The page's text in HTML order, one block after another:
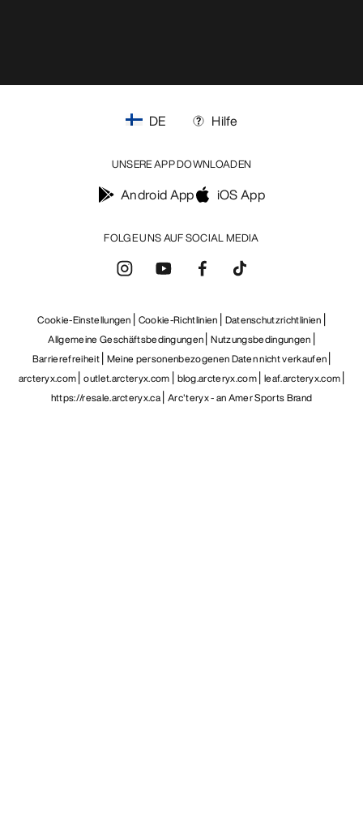
FOLGE UNS AUF SOCIAL MEDIA
DE Hilfe
UNSERE APP DOWNLOADEN
Android App iOS App
Cookie-Einstellungen Cookie-Richtlinien Datenschutzrichtlinien
Allgemeine Geschäftsbedingungen Nutzungsbedingungen
Barrierefreiheit Meine personenbezogenen Daten nicht verkaufen
arcteryx.com outlet.arcteryx.com blog.arcteryx.com leaf.arcteryx.com
https://resale.arcteryx.ca Arc'teryx - an Amer Sports Brand